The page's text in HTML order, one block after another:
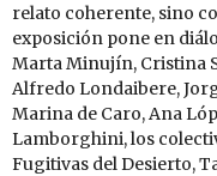
relato coherente, sino
exposición pone en
Marta Minujín, Cristina
Alfredo Londaibere,
Marina de Caro, Ana
Lamborghini, los
Fugitivas del Desierto,